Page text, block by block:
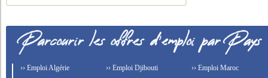
›› Emploi Algérie
›› Emploi Djibouti
›› Emploi Maroc